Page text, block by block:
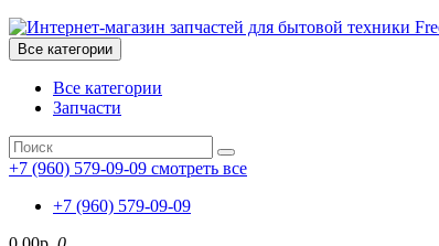
Все категории
Все категории
Запчасти
+7 (960) 579-09-09 смотреть все
+7 (960) 579-09-09